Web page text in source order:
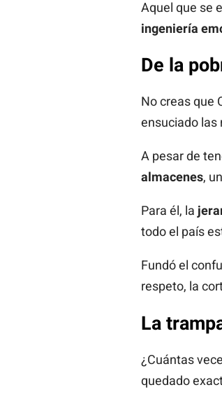
Aquel que se
ingeniería
De la
No creas que
ensuciado las
A pesar de
almacenes,
Para él, la
todo el país
Fundó el
respeto, la
La
¿Cuántas
quedado